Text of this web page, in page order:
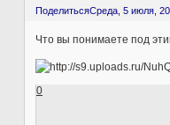
ПоделитьсяСреда, 5 июля,
Что вы понимаете под
0